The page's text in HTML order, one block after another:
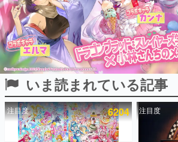
ピックアップ
電ファミのいま読まれている記事ランキング
いま読まれている記事
注目度 6204 注目度